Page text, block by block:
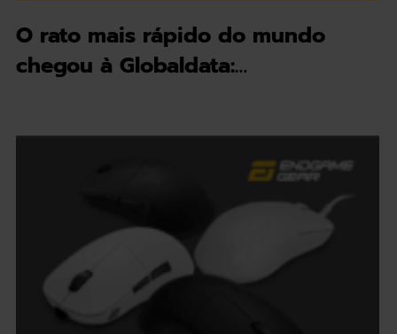
O rato mais rápido do mundo
chegou à Globaldata:…